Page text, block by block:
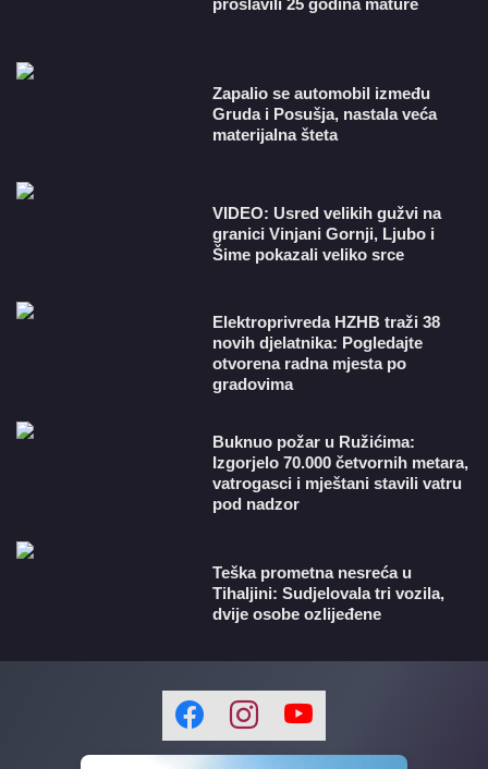
proslavili 25 godina mature
Zapalio se automobil između
Gruda i Posušja, nastala veća
materijalna šteta
VIDEO: Usred velikih gužvi na
granici Vinjani Gornji, Ljubo i
Šime pokazali veliko srce
​Elektroprivreda HZHB traži 38
novih djelatnika: Pogledajte
otvorena radna mjesta po
gradovima
Buknuo požar u Ružićima:
Izgorjelo 70.000 četvornih metara,
vatrogasci i mještani stavili vatru
pod nadzor
Teška prometna nesreća u
Tihaljini: Sudjelovala tri vozila,
dvije osobe ozlijeđene